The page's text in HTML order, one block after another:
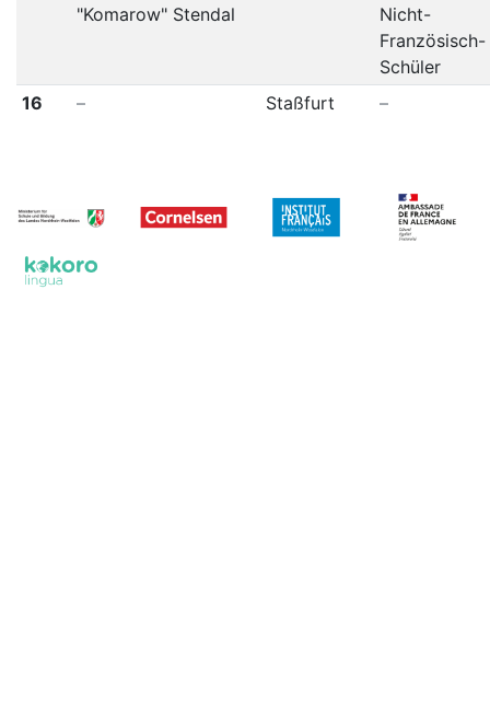
"Komarow" Stendal
Nicht-
Französisch-
Schüler
16
– Staßfurt –